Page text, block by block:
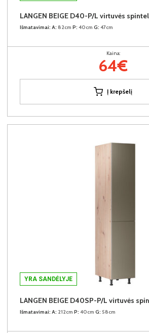
Išmatavimai: A: 82cm P: 40cm G: 47cm
Kaina:
64€
Į krepšelį
YRA SANDĖLYJE
Išmatavimai: A: 212cm P: 40cm G: 58cm